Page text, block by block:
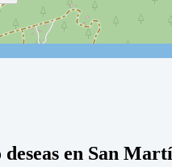
en San